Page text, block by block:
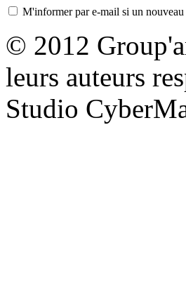
M'informer par e-mail si un nouveau
© 2012
leurs auteurs
Studio